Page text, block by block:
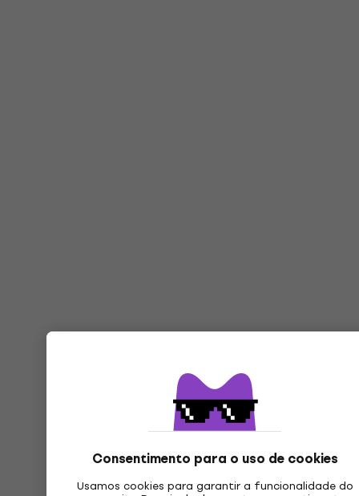
Consentimento para o uso de cookies
Usamos cookies para garantir a funcionalidade do